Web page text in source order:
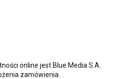
online jest Blue Media S.A.
zamówienia.